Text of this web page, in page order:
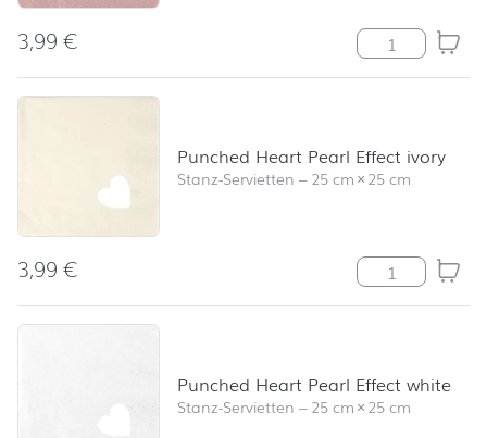
3,99€ Punched
Punched Heart Pearl Effect ivory
Stanz-Servietten –25 cm×25 cm
3,99€ Punched
Punched Heart Pearl Effect white
Stanz-Servietten –25 cm×25 cm